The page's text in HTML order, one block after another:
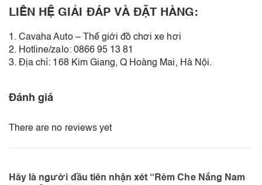
LIÊN HỆ GIẢI ĐÁP VÀ ĐẶT HÀNG:
1. Cavaha Auto – Thế giới đồ chơi xe hơi
2. Hotline/zalo: 0866 95 13 81
3. Địa chỉ: 168 Kim Giang, Q Hoàng Mai, Hà Nội.
Đánh giá
There are no reviews yet
Hãy là người đầu tiên nhận xét “Rèm Che Nắng Nam